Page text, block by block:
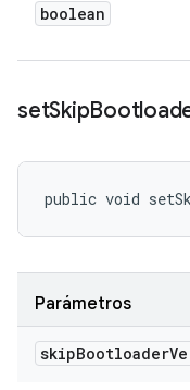
boolean
setSkip
public void
Parámetros
skipBootloader